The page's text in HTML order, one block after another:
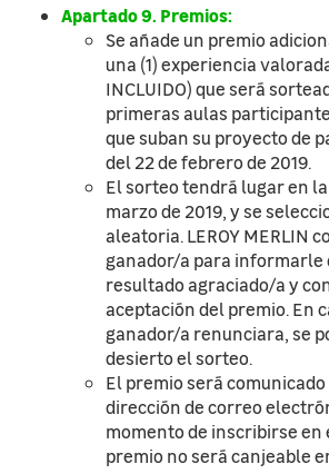
Apartado 9. Premios:
Se añade un premio
una (1) experiencia
INCLUIDO) que será
primeras aulas
que suban su proyecto de
del 22 de febrero de 2019.
El sorteo tendrá lugar en
marzo de 2019, y se
aleatoria. LEROY MERLIN
ganador/a para informarle
resultado agraciado/a y
aceptación del premio. En
ganador/a renunciara, se
desierto el sorteo.
El premio será
dirección de correo
momento de inscribirse en
premio no será canjeable